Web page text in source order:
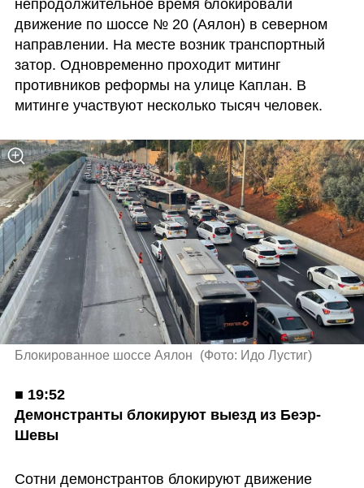
непродолжительное время блокировали
движение по шоссе № 20 (Аялон) в северном
направлении. На месте возник транспортный
затор. Одновременно проходит митинг
противников реформы на улице Каплан. В
митинге участвуют несколько тысяч человек.
Блокированное шоссе Аялон (Фото: Идо Лустиг)
■ 19:52
Демонстранты блокируют выезд из Беэр-
Шевы
Сотни демонстрантов блокируют движение